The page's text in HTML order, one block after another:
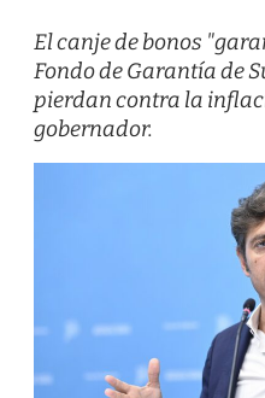
El canje de bonos
Fondo de Garantía de
pierdan contra la
gobernador.